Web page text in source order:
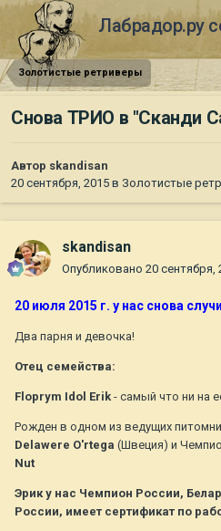
Лабрадор.ру
Золотистые ретриверы
Снова ТРИО в "Сканди
Автор skandisan
20 сентября, 2015 в Золотистые
skandisan
Опубликовано 20 сентября,
20 июля 2015 г. у нас снова
Два парня и девочка!
Отец семейства:
Floprym Idol Erik - самый что ни на
Рожден в одном из ведущих
Delawere O'rtega (Швеция) и
Nut
Эрик у нас Чемпион России,
России, имеет сертификат по